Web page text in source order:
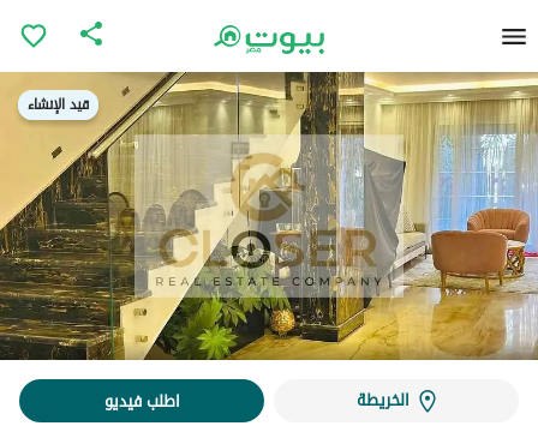
قيد الإنشاء
قيد الإنشاء
الخريطة اطلب فيديو